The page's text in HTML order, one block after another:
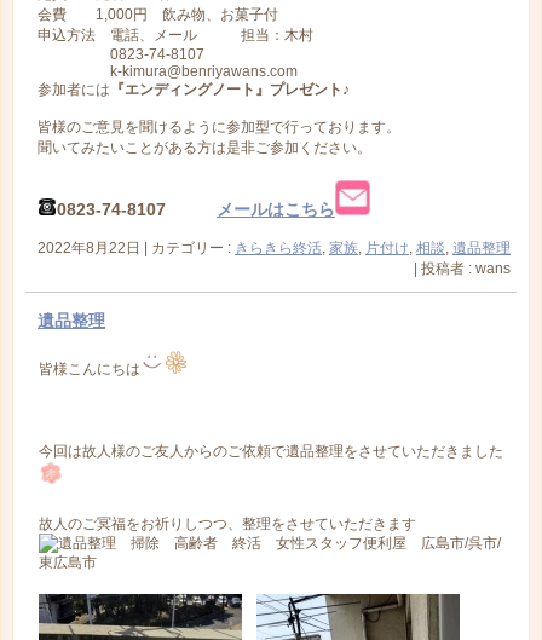
会費 1,000円 飲み物、お菓子付
申込方法 電話、メール 担当：木村
0823-74-8107
k-kimura@benriyawans.com
参加者には 『エンディングノート』プレゼント♪
皆様のご意見を聞けるように参加型で行っております。
聞いてみたいことがある方は是非ご参加ください。
0823-74-8107 メールはこちら
2022年8月22日 | カテゴリー : きらきら終活 家族 片付け 相談 遺品整理
| 投稿者 : wans
遺品整理
皆様こんにちは
今回は故人様のご友人からのご依頼で遺品整理をさせていただきました
故人のご冥福をお祈りしつつ、整理をさせていただきます